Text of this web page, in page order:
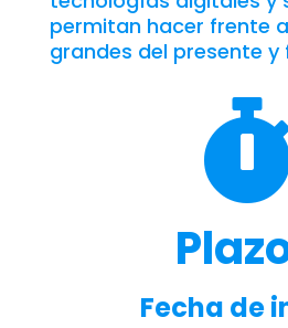
permitan hacer frente
grandes del presente y
Fecha de